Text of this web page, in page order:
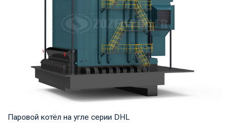
Паровой котёл на угле серии DHL